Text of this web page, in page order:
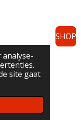
site gaat
SHOP